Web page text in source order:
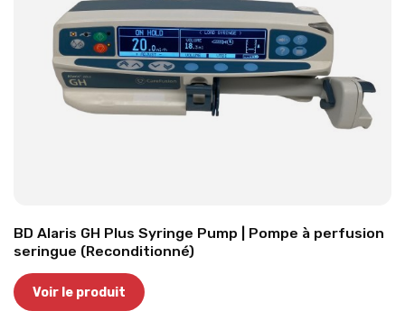
BD Alaris GH Plus Syringe Pump | Pompe à perfusion
seringue (Reconditionné)
Voir le produit